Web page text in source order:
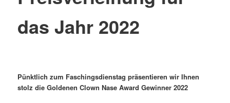
das Jahr 2022
Pünktlich zum Faschingsdienstag präsentieren wir Ihnen
stolz die Goldenen Clown Nase Award Gewinner 2022